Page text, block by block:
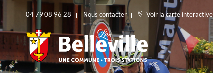
04 79 08 96 28 Nous contacter Voir la carte interactive